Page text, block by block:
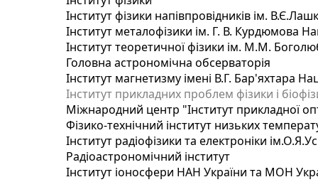
Інститут фізики напівпровідників ім.
Інститут металофізики ім. Г. В. Курдюмова
Інститут теоретичної фізики ім. М.М.
Головна астрономічна обсерваторія
Інститут магнетизму імені В.Г. Бар'яхтара
Інститут прикладних проблем фізики і
Міжнародний центр "Інститут прикладної
Фізико-технічний інститут низьких
Інститут радіофізики та електроніки
Радіоастрономічний інститут
Інститут іоносфери НАН України та МОН